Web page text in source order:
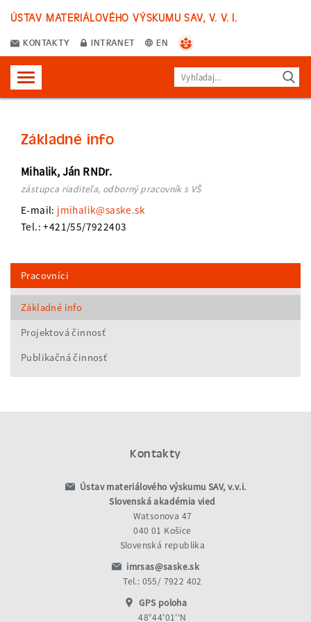
ÚSTAV MATERIÁLOVÉHO VÝSKUMU SAV, V. V. I.
KONTAKTY INTRANET EN
Základné info
Mihalik, Ján RNDr.
zástupca riaditeľa, odborný pracovník s VŠ
E-mail: jmihalik@saske.sk
Tel.: +421/55/7922403
Pracovníci
Základné info
Projektová činnosť
Publikačná činnosť
Kontakty
Ústav materiálového výskumu SAV, v.v.i.
Slovenská akadémia vied
Watsonova 47
040 01 Košice
Slovenská republika
imrsas@saske.sk
Tel.: 055/ 7922 402
GPS poloha
48°44'01''N